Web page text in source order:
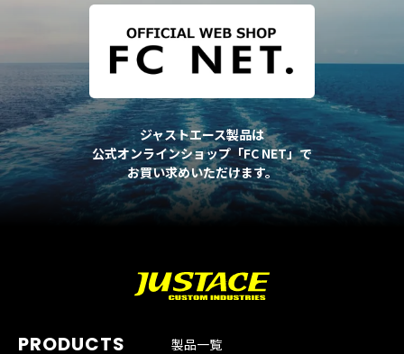
ジャストエース製品は
公式オンラインショップ「FC NET」で
お買い求めいただけます。
製品一覧